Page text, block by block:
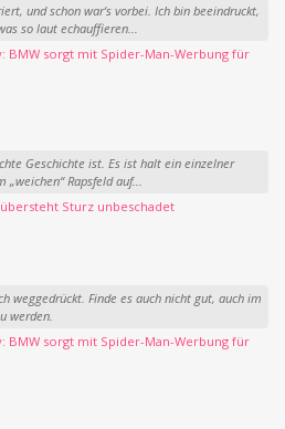
und schon war‘s vorbei. Ich bin beeindruckt,
so laut echauffieren...
BMW sorgt mit Spider-Man-Werbung für
Geschichte ist. Es ist halt ein einzelner
Rapsfeld auf...
Sturz unbeschadet
weggedrückt. Finde es auch nicht gut, auch im
werden.
BMW sorgt mit Spider-Man-Werbung für